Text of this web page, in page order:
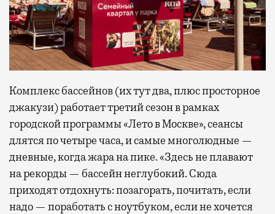
Комплекс бассейнов (их тут два, плюс просторное
джакузи) работает третий сезон в рамках
городской программы «Лето в Москве», сеансы
длятся по четыре часа, и самые многолюдные —
дневные, когда жара на пике. «Здесь не плавают
на рекорды — бассейн неглубокий. Сюда
приходят отдохнуть: позагорать, почитать, если
надо — поработать с ноутбуком, если не хочется